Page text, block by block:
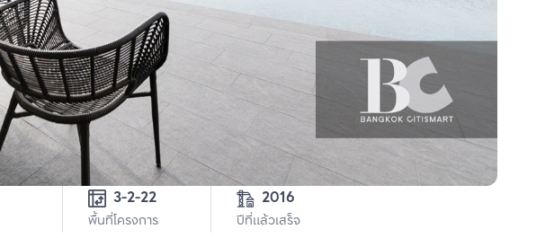
พื้นที่โครงการ
2016
ปีที่แล้วเสร็จ